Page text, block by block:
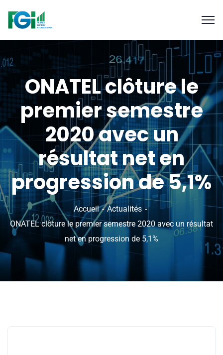
ONATEL clôture le
premier semestre
2020 avec un
résultat net en
progression de 5,1%
Accueil
Actualités
ONATEL clôture le premier semestre 2020 avec un résultat
net en progression de 5,1%